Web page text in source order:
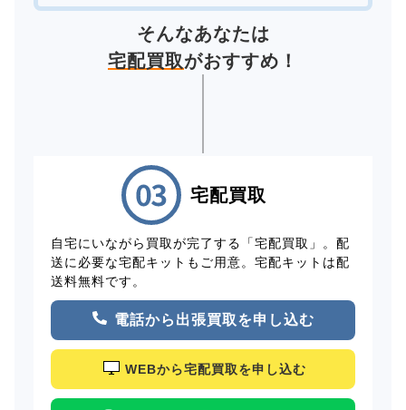
そんなあなたは
宅配買取がおすすめ！
宅配買取
自宅にいながら買取が完了する「宅配買取」。配
送に必要な宅配キットもご用意。宅配キットは配
送料無料です。
電話から出張買取を申し込む
WEBから宅配買取を申し込む